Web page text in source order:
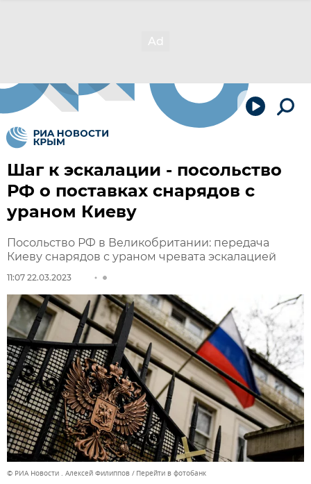
Шаг к эскалации - посольство
РФ о поставках снарядов с
ураном Киеву
Посольство РФ в Великобритании: передача
Киеву снарядов с ураном чревата эскалацией
11:07 22.03.2023
© РИА Новости . Алексей Филиппов Перейти в фотобанк